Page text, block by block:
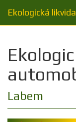
Ekologická
Labem